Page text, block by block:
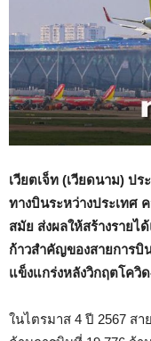
เวียตเจ็ท (เวียดนาม) ป
ทางบินระหว่างประเทศ
สมัย ส่งผลให้สร้างรายไ
ก้าวสำคัญของสายการบิ
แข็งแกร่งหลังวิกฤตโควิ
ในไตรมาส 4 ปี 2567 สา